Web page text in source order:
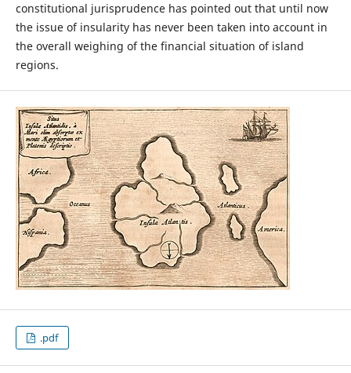
constitutional jurisprudence has pointed out that until now
the issue of insularity has never been taken into account in
the overall weighing of the financial situation of island
regions.
.pdf